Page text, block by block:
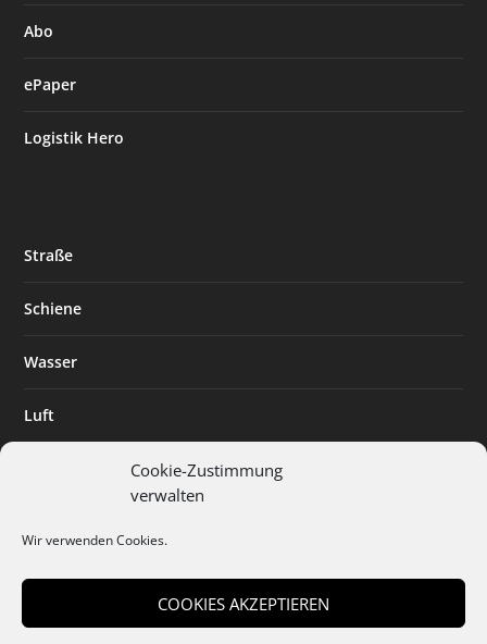
Cookie-Zustimmung
verwalten
Wir verwenden Cookies.
COOKIES AKZEPTIEREN
Abo
ePaper
Logistik Hero
Straße
Schiene
Wasser
Luft
Digitalisierung